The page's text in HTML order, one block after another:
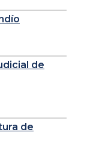
de
de